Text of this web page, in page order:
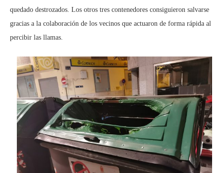
quedado destrozados. Los otros tres contenedores consiguieron salvarse
gracias a la colaboración de los vecinos que actuaron de forma rápida al
percibir las llamas.